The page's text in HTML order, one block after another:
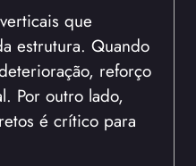
que
estrutura. Quando
reforço
Por outro lado,
é crítico para